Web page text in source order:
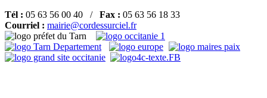
Tél : 05 63 56 00 40 / Fax : 05 63 56 18 33
Courriel : mairie@cordessurciel.fr